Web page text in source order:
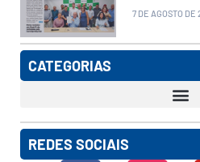
7 DE AGOSTO DE
CATEGORIAS
REDES SOCIAIS